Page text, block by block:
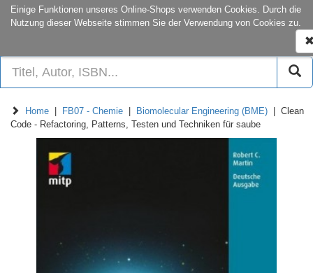
Einige Funktionen unseres Online-Shops verwenden Cookies. Durch die
Nutzung dieser Webseite stimmen Sie der Verwendung von Cookies zu.
onCampus:S1|03 +49 6151-16-
Home FB07 - Chemie Biomolecular Engineering (BME) | Clean
Code - Refactoring, Patterns, Testen und Techniken für saube